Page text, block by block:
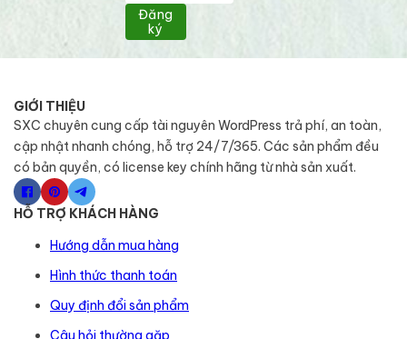
Đăng
ký
GIỚI THIỆU
SXC chuyên cung cấp tài nguyên WordPress trả phí, an toàn,
cập nhật nhanh chóng, hỗ trợ 24/7/365. Các sản phẩm đều
có bản quyền, có license key chính hãng từ nhà sản xuất.
HỖ TRỢ KHÁCH HÀNG
Hướng dẫn mua hàng
Hình thức thanh toán
Quy định đổi sản phẩm
Câu hỏi thường gặp